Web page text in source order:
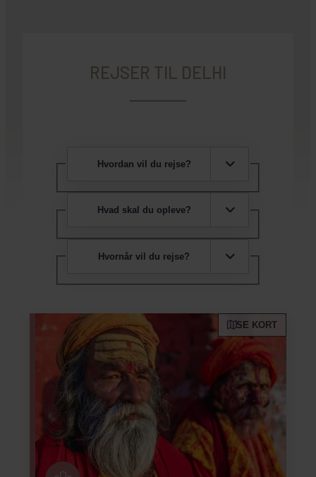
REJSER TIL DELHI
Hvordan vil du rejse?
Hvad skal du opleve?
Hvornår vil du rejse?
SE KORT